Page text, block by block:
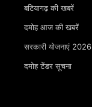
बटियागढ़ की खबरें
दमोह आज की खबरें
सरकारी योजनाएं 2026
दमोह टेंडर सूचना